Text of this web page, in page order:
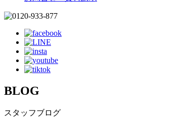
BLOG
スタッフブログ